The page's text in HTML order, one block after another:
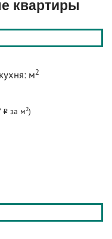
квартиры
м2
o за м2)